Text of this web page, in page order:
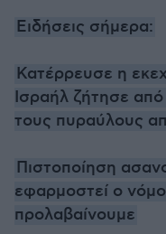
Ειδήσεις σήμερα:
Κατέρρευσε η
Ισραήλ ζήτησε
τους πυραύλους
Πιστοποίηση
εφαρμοστεί ο
προλαβαίνουμε